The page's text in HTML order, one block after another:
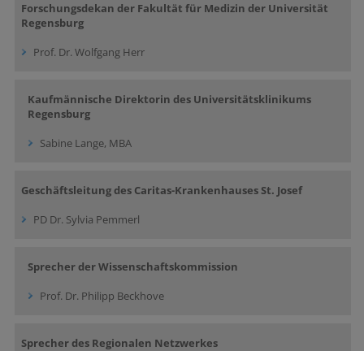
Forschungsdekan der Fakultät für Medizin der Universität
Regensburg
Prof. Dr. Wolfgang Herr
Kaufmännische Direktorin des Universitätsklinikums
Regensburg
Sabine Lange, MBA
Geschäftsleitung des Caritas-Krankenhauses St. Josef
PD Dr. Sylvia Pemmerl
Sprecher der Wissenschaftskommission
Prof. Dr. Philipp Beckhove
Sprecher des Regionalen Netzwerkes